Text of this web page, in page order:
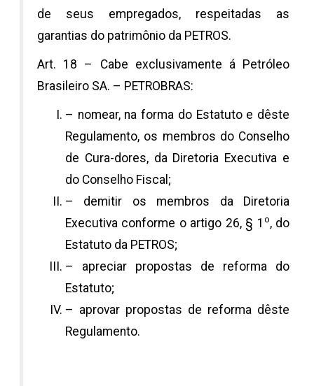
de seus empregados, respeitadas as
garantias do patrimônio da PETROS.
Art. 18 – Cabe exclusivamente á Petróleo
Brasileiro SA. – PETROBRAS:
– nomear, na forma do Estatuto e dêste
Regulamento, os membros do Conselho
de Cura-dores, da Diretoria Executiva e
do Conselho Fiscal;
– demitir os membros da Diretoria
Executiva conforme o artigo 26, § 1 o, do
Estatuto da PETROS;
– apreciar propostas de reforma do
Estatuto;
– aprovar propostas de reforma dêste
Regulamento.